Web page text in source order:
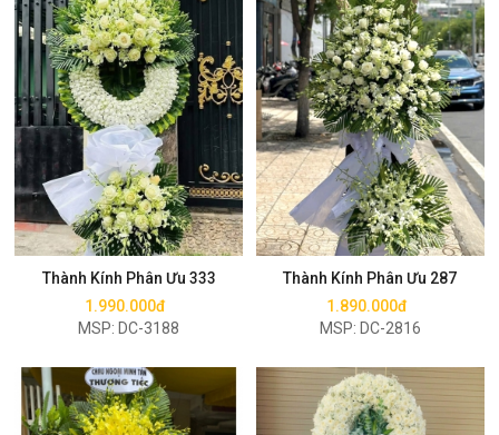
Thành Kính Phân Ưu 333
1.990.000đ
MSP: DC-3188
Mua ngay
Thành Kính Phân Ưu 287
1.890.000đ
MSP: DC-2816
Mua ngay